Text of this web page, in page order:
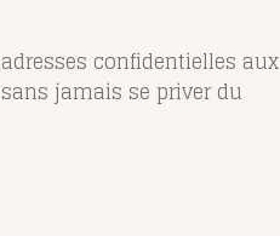
confidentielles aux
jamais se priver du